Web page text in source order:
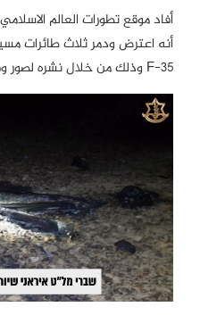
أفاد موقع تطورات العالم
أنه اعترض ودمر ثلاث طائرات
F-35 وذلك من خلال نشره لصور وفيديوهات.